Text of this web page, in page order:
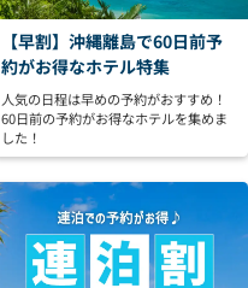
【早割】沖縄離島で60日前予
約がお得なホテル特集
人気の日程は早めの予約がおすすめ！
60日前の予約がお得なホテルを集めま
した！